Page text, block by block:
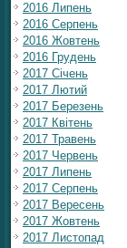
2016 Липень
2016 Серпень
2016 Жовтень
2016 Грудень
2017 Січень
2017 Лютий
2017 Березень
2017 Квітень
2017 Травень
2017 Червень
2017 Липень
2017 Серпень
2017 Вересень
2017 Жовтень
2017 Листопад